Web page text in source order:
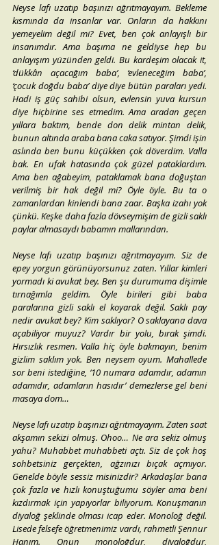
Neyse lafı uzatıp başınızı ağrıtmayayım. Bekleme
kısmında da insanlar var. Onların da hakkını
yemeyelim değil mi? Evet, ben çok anlayışlı bir
insanımdır. Ama başıma ne geldiyse hep bu
anlayışım yüzünden geldi. Bu kardeşim olacak it,
‘dükkân açacağım baba’, ‘evleneceğim baba’,
‘çocuk doğdu baba’ diye diye bütün paraları yedi.
Hadi iş güç sahibi olsun, evlensin yuva kursun
diye hiçbirine ses etmedim. Ama aradan geçen
yıllara baktım, bende don delik mintan delik,
bunun altında araba bana caka satıyor. Şimdi işin
aslında ben bunu küçükken çok döverdim. Valla
bak. En ufak hatasında çok güzel pataklardım.
Ama ben ağabeyim, pataklamak bana doğuştan
verilmiş bir hak değil mi? Öyle öyle. Bu ta o
zamanlardan kinlendi bana zaar. Başka izahı yok
çünkü. Keşke daha fazla dövseymişim de gizli saklı
paylar almasaydı babamın mallarından.
Neyse lafı uzatıp başınızı ağrıtmayayım. Siz de
epey yorgun görünüyorsunuz zaten. Yıllar kimleri
yormadı ki avukat bey. Ben şu durumuma dişimle
tırnağımla geldim. Öyle birileri gibi baba
paralarına gizli saklı el koyarak değil. Saklı pay
nedir avukat bey? Kim saklıyor? O saklayana dava
açabiliyor muyuz? Vardır bir yolu, bırak şimdi.
Hırsızlık resmen. Valla hiç öyle bakmayın, benim
gizlim saklım yok. Ben neysem oyum. Mahallede
sor beni istediğine, ‘10 numara adamdır, adamın
adamıdır, adamların hasıdır’ demezlerse gel beni
masaya dom…
Neyse lafı uzatıp başınızı ağrıtmayayım. Zaten saat
akşamın sekizi olmuş. Ohoo… Ne ara sekiz olmuş
yahu? Muhabbet muhabbeti açtı. Siz de çok hoş
sohbetsiniz gerçekten, ağzınızı bıçak açmıyor.
Genelde böyle sessiz misinizdir? Arkadaşlar bana
çok fazla ve hızlı konuştuğumu söyler ama beni
kızdırmak için yapıyorlar biliyorum. Konuşmanın
diyaloğ şeklinde olması icap eder. Monoloğ değil.
Lisede felsefe öğretmenimiz vardı, rahmetli Şennur
Hanım. Onun monoloğdur, diyaloğdur,